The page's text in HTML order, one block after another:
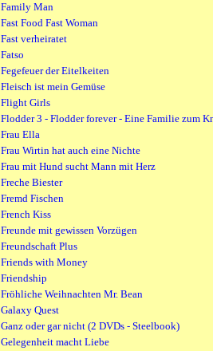
Family Man
Fast Food Fast Woman
Fast verheiratet
Fatso
Fegefeuer der Eitelkeiten
Fleisch ist mein Gemüse
Flight Girls
Flodder 3 - Flodder forever - Eine Familie zum
Frau Ella
Frau Wirtin hat auch eine Nichte
Frau mit Hund sucht Mann mit Herz
Freche Biester
Fremd Fischen
French Kiss
Freunde mit gewissen Vorzügen
Freundschaft Plus
Friends with Money
Friendship
Fröhliche Weihnachten Mr. Bean
Galaxy Quest
Ganz oder gar nicht (2 DVDs - Steelbook)
Gelegenheit macht Liebe